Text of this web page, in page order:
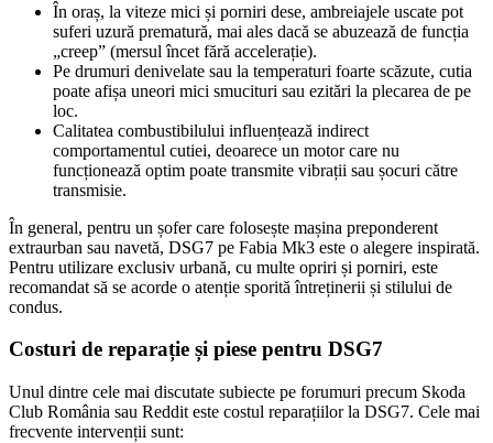
În oraș, la viteze mici și porniri dese, ambreiajele uscate pot
suferi uzură prematură, mai ales dacă se abuzează de funcția
„creep” (mersul încet fără accelerație).
Pe drumuri denivelate sau la temperaturi foarte scăzute, cutia
poate afișa uneori mici smucituri sau ezitări la plecarea de pe
loc.
Calitatea combustibilului influențează indirect
comportamentul cutiei, deoarece un motor care nu
funcționează optim poate transmite vibrații sau șocuri către
transmisie.
În general, pentru un șofer care folosește mașina preponderent
extraurban sau navetă, DSG7 pe Fabia Mk3 este o alegere inspirată.
Pentru utilizare exclusiv urbană, cu multe opriri și porniri, este
recomandat să se acorde o atenție sporită întreținerii și stilului de
condus.
Costuri de reparație și piese pentru DSG7
Unul dintre cele mai discutate subiecte pe forumuri precum Skoda
Club România sau Reddit este costul reparațiilor la DSG7. Cele mai
frecvente intervenții sunt: